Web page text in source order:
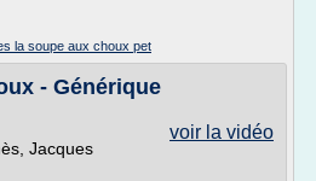
la soupe aux choux pet
- Générique
voir la vidéo
Jacques